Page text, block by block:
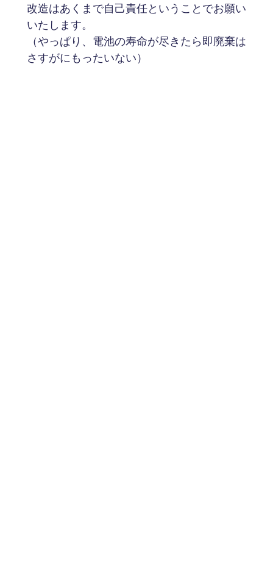
改造はあくまで自己責任ということでお願い
いたします。
（やっぱり、電池の寿命が尽きたら即廃棄は
さすがにもったいない）